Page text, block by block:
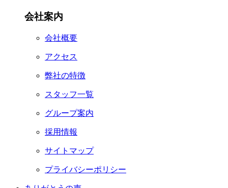
会社案内
会社概要
アクセス
弊社の特徴
スタッフ一覧
グループ案内
採用情報
サイトマップ
プライバシーポリシー